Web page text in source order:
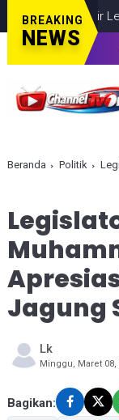
BREAKING
NEWS
Lahir Lewat
Beranda Politik
Jagung
Lk
Minggu, Maret 08,
Bagikan: